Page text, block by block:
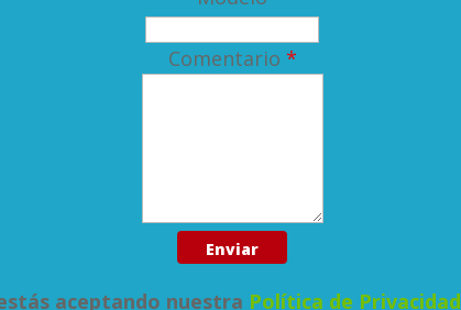
Comentario *
aceptando nuestra Política de Privacidad